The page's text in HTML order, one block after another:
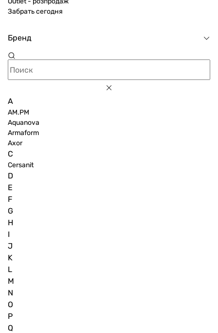
Забрать сегодня
Бренд
A
AM.PM
Aquanova
Armaform
Axor
C
Cersanit
D
E
F
G
H
I
J
K
L
M
N
O
P
Q